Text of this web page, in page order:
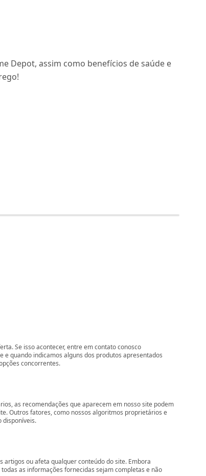
Depot, assim como benefícios de saúde e
Se isso acontecer, entre em contato conosco
quando indicamos alguns dos produtos apresentados
concorrentes.
as recomendações que aparecem em nosso site podem
Outros fatores, como nossos algoritmos proprietários e
disponíveis.
artigos ou afeta qualquer conteúdo do site. Embora
as informações fornecidas sejam completas e não